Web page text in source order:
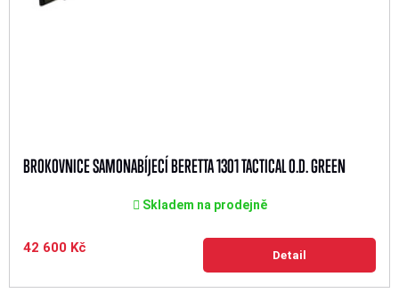
BROKOVNICE SAMONABÍJECÍ BERETTA 1301 TACTICAL O.D. GREEN
Skladem na prodejně
42 600 Kč Detail